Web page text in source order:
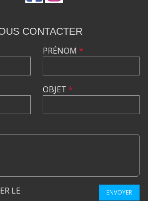
CONTACTER
PRÉNOM *
OBJET *
LE
ENVOYER